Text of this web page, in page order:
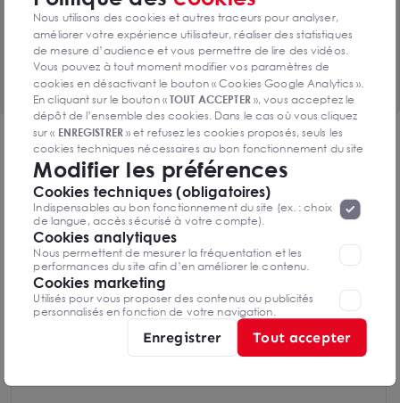
3 lots de 1110m² disponibles
Voir le tableau complet
DPE & GES
Diagnostic de performance énergétique
Diagnostics DPE en cours de réalisation
Indice d'émission de gaz à effet de serre
Nous utilisons des cookies et autres traceurs pour analyser,
améliorer votre expérience utilisateur, réaliser des statistiques
de mesure d’audience et vous permettre de lire des vidéos.
Vous pouvez à tout moment modifier vos paramètres de
cookies en désactivant le bouton « Cookies Google Analytics ».
En cliquant sur le bouton «TOUT ACCEPTER», vous acceptez le
dépôt de l’ensemble des cookies. Dans le cas où vous cliquez
sur « ENREGISTRER» et refusez les cookies proposés, seuls les
cookies techniques nécessaires au bon fonctionnement du site
seront déposés. Pour plus d’informations, vous pouvez consulter
la page«Protection des données à caractère
personnel ».Lorsque vous naviguez sur notre site internet, il
peut être amenée à déposer des cookies. Vous avez la
possibilité de désactiver les cookies, ces réglages ne seront
valables que sur le navigateur que vous utilisez actuellement
Modifier les préférences
Cookies techniques (obligatoires)
Indispensables au bon fonctionnement du site (ex. : choix
de langue, accès sécurisé à votre compte).
Cookies analytiques
Nous permettent de mesurer la fréquentation et les
performances du site afin d’en améliorer le contenu.
Cookies marketing
Utilisés pour vous proposer des contenus ou publicités
personnalisés en fonction de votre navigation.
Enregistrer Tout accepter